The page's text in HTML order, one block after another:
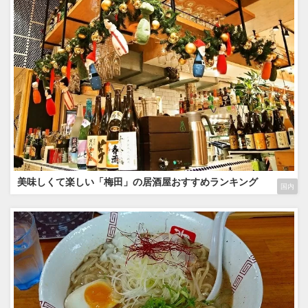
国内
美味しくて楽しい「梅田」の居酒屋おすすめランキング